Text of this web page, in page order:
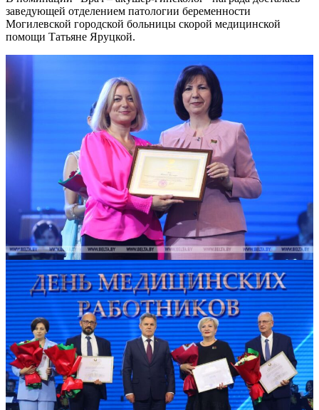
заведующей отделением патологии беременности
Могилевской городской больницы скорой медицинской
помощи Татьяне Яруцкой.